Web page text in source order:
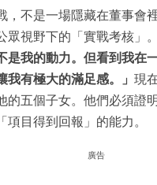
，不是一場隱藏在董事會
眾視野下的「實戰考核」
是我的動力。但看到我在
我有極大的滿足感。」 現
的五個子女。他們必須證
項目得到回報」的能力。
廣告